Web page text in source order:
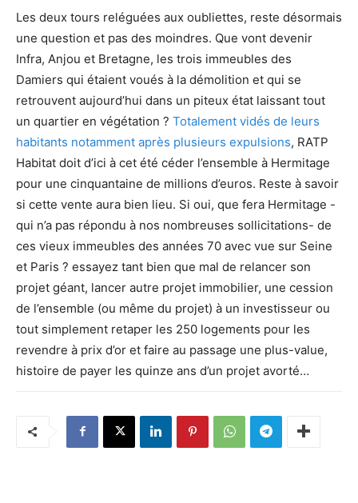
Les deux tours reléguées aux oubliettes, reste désormais
une question et pas des moindres. Que vont devenir
Infra, Anjou et Bretagne, les trois immeubles des
Damiers qui étaient voués à la démolition et qui se
retrouvent aujourd’hui dans un piteux état laissant tout
un quartier en végétation ? Totalement vidés de leurs
habitants notamment après plusieurs expulsions, RATP
Habitat doit d’ici à cet été céder l’ensemble à Hermitage
pour une cinquantaine de millions d’euros. Reste à savoir
si cette vente aura bien lieu. Si oui, que fera Hermitage -
qui n’a pas répondu à nos nombreuses sollicitations- de
ces vieux immeubles des années 70 avec vue sur Seine
et Paris ? essayez tant bien que mal de relancer son
projet géant, lancer autre projet immobilier, une cession
de l’ensemble (ou même du projet) à un investisseur ou
tout simplement retaper les 250 logements pour les
revendre à prix d’or et faire au passage une plus-value,
histoire de payer les quinze ans d’un projet avorté…